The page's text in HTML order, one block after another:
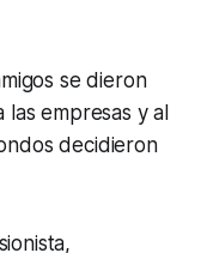
se dieron
las empresas y al
decidieron